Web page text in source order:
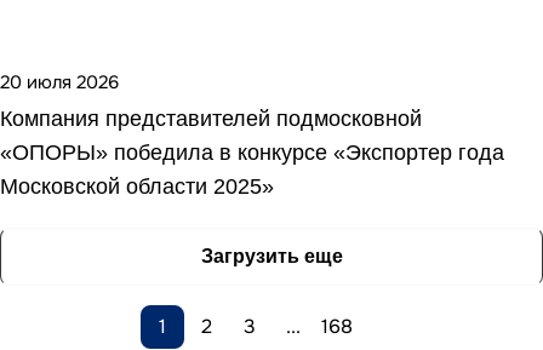
20 июля 2026
Компания представителей подмосковной
«ОПОРЫ» победила в конкурсе «Экспортер года
Московской области 2025»
Загрузить еще
1 2 3 ... 168